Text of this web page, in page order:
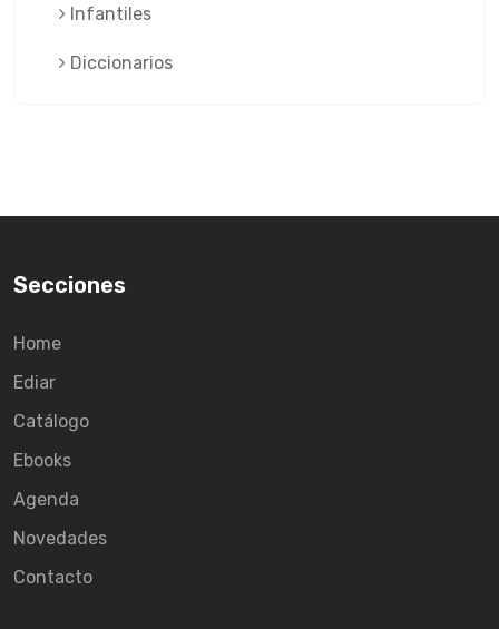
Infantiles
Diccionarios
Secciones
Home
Ediar
Catálogo
Ebooks
Agenda
Novedades
Contacto